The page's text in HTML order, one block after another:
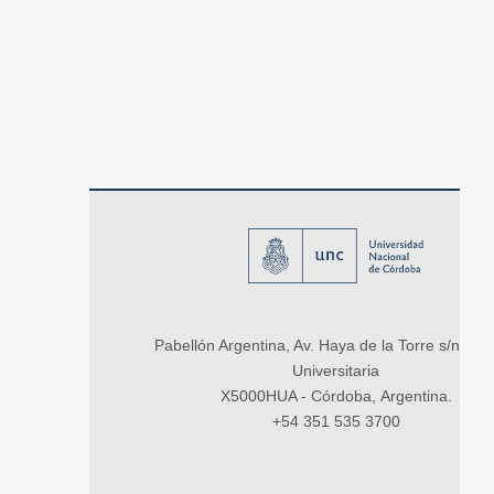
Pabellón Argentina, Av. Haya de la Torre s/n,
Universitaria
X5000HUA - Córdoba, Argentina.
+54 351 535 3700